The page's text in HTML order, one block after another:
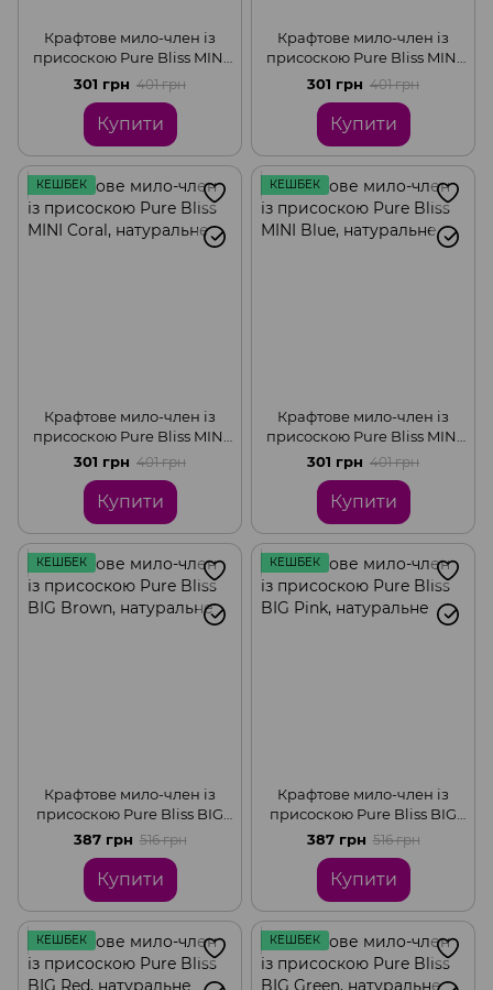
Крафтове мило-член із
присоскою Pure Bliss MINI
Brown, натуральне
301 грн 401 грн
Купити
Крафтове мило-член із
присоскою Pure Bliss MINI
Red, натуральне
301 грн 401 грн
Купити
КЕШБЕК
Крафтове мило-член із
присоскою Pure Bliss MINI
Coral, натуральне
301 грн 401 грн
Купити
КЕШБЕК
Крафтове мило-член із
присоскою Pure Bliss MINI
Blue, натуральне
301 грн 401 грн
Купити
КЕШБЕК
Крафтове мило-член із
присоскою Pure Bliss BIG
Brown, натуральне
387 грн 516 грн
Купити
КЕШБЕК
Крафтове мило-член із
присоскою Pure Bliss BIG
Pink, натуральне
387 грн 516 грн
Купити
КЕШБЕК КЕШБЕК